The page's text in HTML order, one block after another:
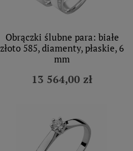
Obrączki ślubne para: białe
złoto 585, diamenty, płaskie, 6
mm
13 564,00 zł